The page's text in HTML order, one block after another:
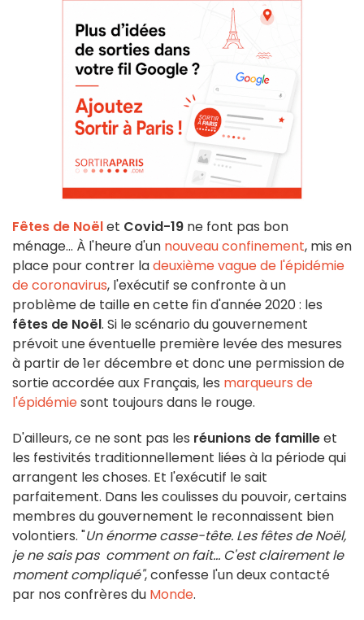
Fêtes de Noëlet Covid-19 ne font pas bon
ménage... À l'heure d'un nouveau confinement, mis en
place pour contrer ladeuxième vague de l'épidémie
de coronavirus, l'exécutif se confronte à un
problème de taille en cette fin d'année 2020 : les
fêtes de Noël. Si le scénario du gouvernement
prévoit une éventuelle première levée des mesures
à partir de 1er décembre et donc une permission de
sortie accordée aux Français, les marqueurs de
l'épidémiesont toujours dans le rouge.
D'ailleurs, ce ne sont pas les réunions de familleet
les festivités traditionnellement liées à la période qui
arrangent les choses. Et l'exécutif le sait
parfaitement. Dans les coulisses du pouvoir, certains
membres du gouvernement le reconnaissent bien
volontiers. "Un énorme casse-tête. Les fêtes de Noël,
je ne sais pas comment on fait... C'est clairement le
moment compliqué", confesse l'un deux contacté
par nos confrères du Monde.